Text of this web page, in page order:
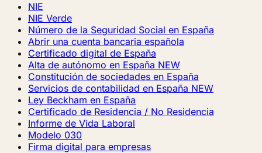
NIE
NIE Verde
Número de la Seguridad Social en España
Abrir una cuenta bancaria española
Certificado digital de España
Alta de autónomo en España NEW
Constitución de sociedades en España
Servicios de contabilidad en España NEW
Ley Beckham en España
Certificado de Residencia / No Residencia
Informe de Vida Laboral
Modelo 030
Firma digital para empresas